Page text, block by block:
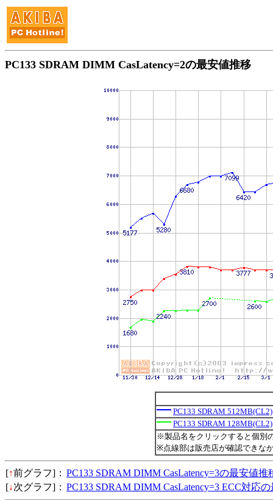
PC133 SDRAM DIMM CasLatency=2の最安値推移
PC133 SDRAM 512MB(CL2)
PC133 SDRAM 128MB(CL2)
※製品名をクリックすると個別
※点線部は販売店が確認できな
[↑前グラフ]： PC133 SDRAM DIMM CasLatency=3の最安値推
[↓次グラフ]： PC133 SDRAM DIMM CasLatency=3 ECC対応